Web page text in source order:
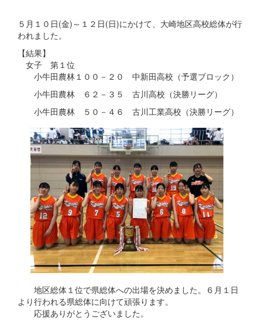
５月１０日(金)～１２日(日)にかけて、大崎地区高校総体が行
われました。
【結果】
女子 第１位
小牛田農林１００－２０ 中新田高校（予選ブロック）
小牛田農林 ６２－３５ 古川高校（決勝リーグ）
小牛田農林 ５０－４６ 古川工業高校（決勝リーグ）
地区総体１位で県総体への出場を決めました。６月１日
より行われる県総体に向けて頑張ります。
応援ありがとうございました。